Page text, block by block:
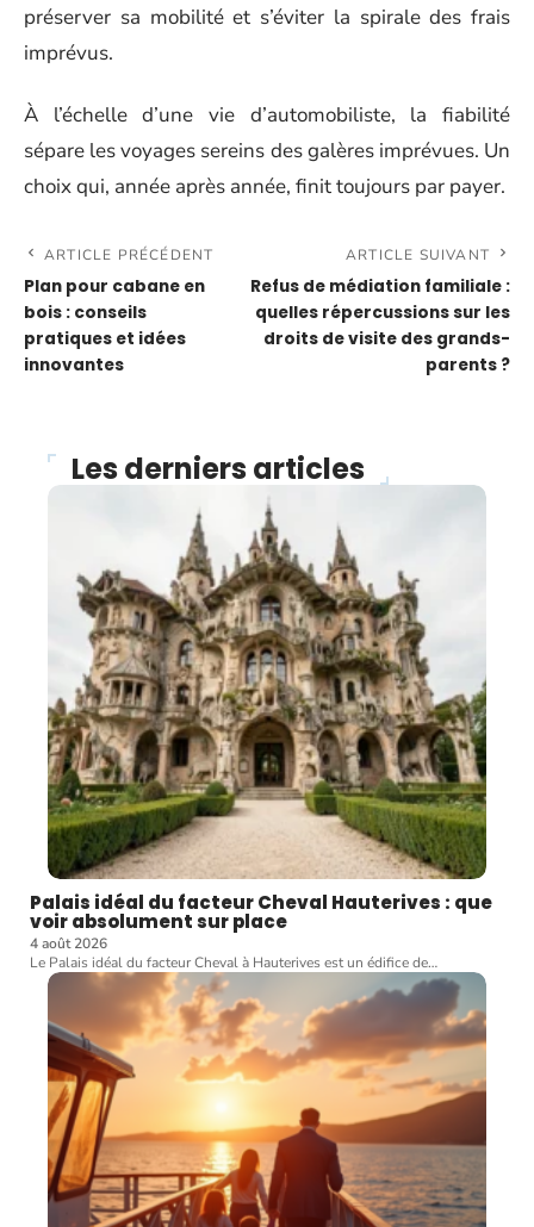
préserver sa mobilité et s’éviter la spirale des frais
imprévus.
À l’échelle d’une vie d’automobiliste, la fiabilité
sépare les voyages sereins des galères imprévues. Un
choix qui, année après année, finit toujours par payer.
ARTICLE PRÉCÉDENT
Plan pour cabane en
bois : conseils
pratiques et idées
innovantes
ARTICLE SUIVANT
Refus de médiation familiale :
quelles répercussions sur les
droits de visite des grands-
parents ?
Les derniers articles
Palais idéal du facteur Cheval Hauterives : que
voir absolument sur place
4 août 2026
Le Palais idéal du facteur Cheval à Hauterives est un édifice de…